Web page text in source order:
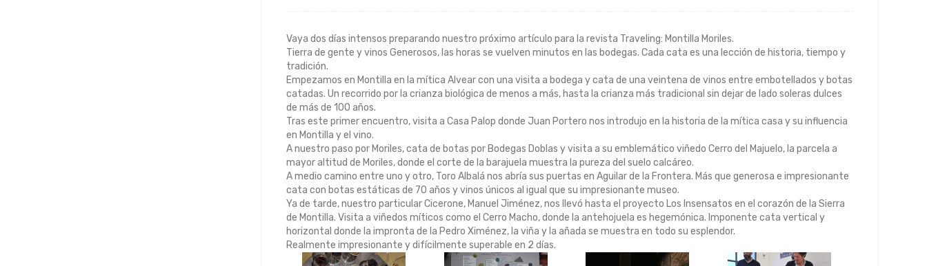
Vaya dos días intensos preparando nuestro próximo artículo para la revista Traveling: Montilla Moriles.
Tierra de gente y vinos Generosos, las horas se vuelven minutos en las bodegas. Cada cata es una lección de historia, tiempo y
tradición.
Empezamos en Montilla en la mítica Alvear con una visita a bodega y cata de una veintena de vinos entre embotellados y botas
catadas. Un recorrido por la crianza biológica de menos a más, hasta la crianza más tradicional sin dejar de lado soleras dulces
de más de 100 años.
Tras este primer encuentro, visita a Casa Palop donde Juan Portero nos introdujo en la historia de la mítica casa y su influencia
en Montilla y el vino.
A nuestro paso por Moriles, cata de botas por Bodegas Doblas y visita a su emblemático viñedo Cerro del Majuelo, la parcela a
mayor altitud de Moriles, donde el corte de la barajuela muestra la pureza del suelo calcáreo.
A medio camino entre uno y otro, Toro Albalá nos abría sus puertas en Aguilar de la Frontera. Más que generosa e impresionante
cata con botas estáticas de 70 años y vinos únicos al igual que su impresionante museo.
Ya de tarde, nuestro particular Cicerone, Manuel Jiménez, nos llevó hasta el proyecto Los Insensatos en el corazón de la Sierra
de Montilla. Visita a viñedos míticos como el Cerro Macho, donde la antehojuela es hegemónica. Imponente cata vertical y
horizontal donde la impronta de la Pedro Ximénez, la viña y la añada se muestra en todo su esplendor.
Realmente impresionante y difícilmente superable en 2 días.